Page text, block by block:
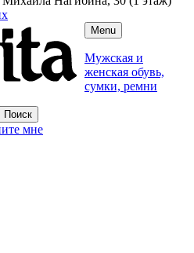
Menu
Мужская и
женская обувь,
сумки, ремни
мне